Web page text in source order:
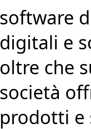
software
digitali e
oltre che
società
prodotti e